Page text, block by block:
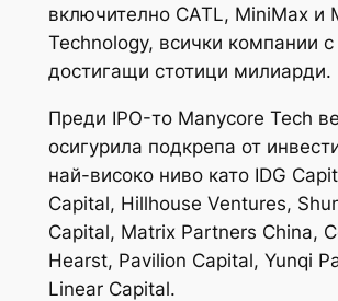
включително CATL, MiniMax и
Technology, всички компании
достигащи стотици милиарди.
Преди IPO-то Manycore Tech
осигурила подкрепа от
най-високо ниво като IDG
Capital, Hillhouse Ventures,
Capital, Matrix Partners China,
Hearst, Pavilion Capital, Yunqi
Linear Capital.